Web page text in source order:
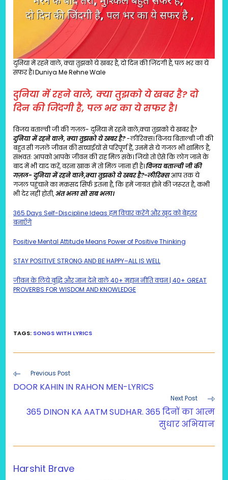
दुनिया में रहने वाले, क्या तुझको ये खबर है, दो दिन की जिंदगी है, पल भर का ये
सफर है। Duniya Me Rehne Wale
दुनिया में रहने वाले, क्या तुझको ये खबर है?दो
दिन की जिंदगी है, पल भर का ये सफर है।
विजय बताल्वी जी की गज़ल- दुनिया में रहने वाले,क्या तुझको ये खबर है?
दुनिया में रहने वाले, क्या तुझको ये खबर है?-लीरिक्स। विजय बिताल्बी जी की
बहुत सी गज़लें जीवन की सच्चाईयों से परिपूर्ण हैं, उनमें से ये गजल भी शामिल है,
संभवतः आपको आपके जीवन की राह मिल सके। जियो तो ऐसे कि लोग जाने के
बाद में भी याद करें, वरना खाक में तो मिल जाना ही है।विजय बताल्वी जी की
गज़ल- दुनिया में रहने वाले,क्या तुझको ये खबर है?-लीरिक्सआप तक ये
गजल पहुंचाने का मक़सद सिर्फ इतना है, कि हमें जाग्रत होने की जरूरत है, कभी
भी देर नहीं होती,अंत भला सो सब भला।
365 Days Self-Discipline Ideas हम विचार करेंगे और खुद को बेहतर
बनाएँगे
Positive Mental Attitude Means Power of Positive Thinking
STAY POSITIVE STRONG AND BE HAPPY–ALL IS WELL
जीवन के लिये बुद्धि और ज्ञान देने वाले 40+ महान नीति वचन | 40+ GREAT
PROVERBS FOR WISDOM AND KNOWLEDGE
TAGS: SONGS WITH LYRICS
Read
more
articles
Previous Post
DOOR KAHIN IN RAHON MEN-LYRICS
Next Post
365 DINON KA AATM SUDHAR. 365 दिनों का आत्म
सुधार अभियान
Harshit Brave